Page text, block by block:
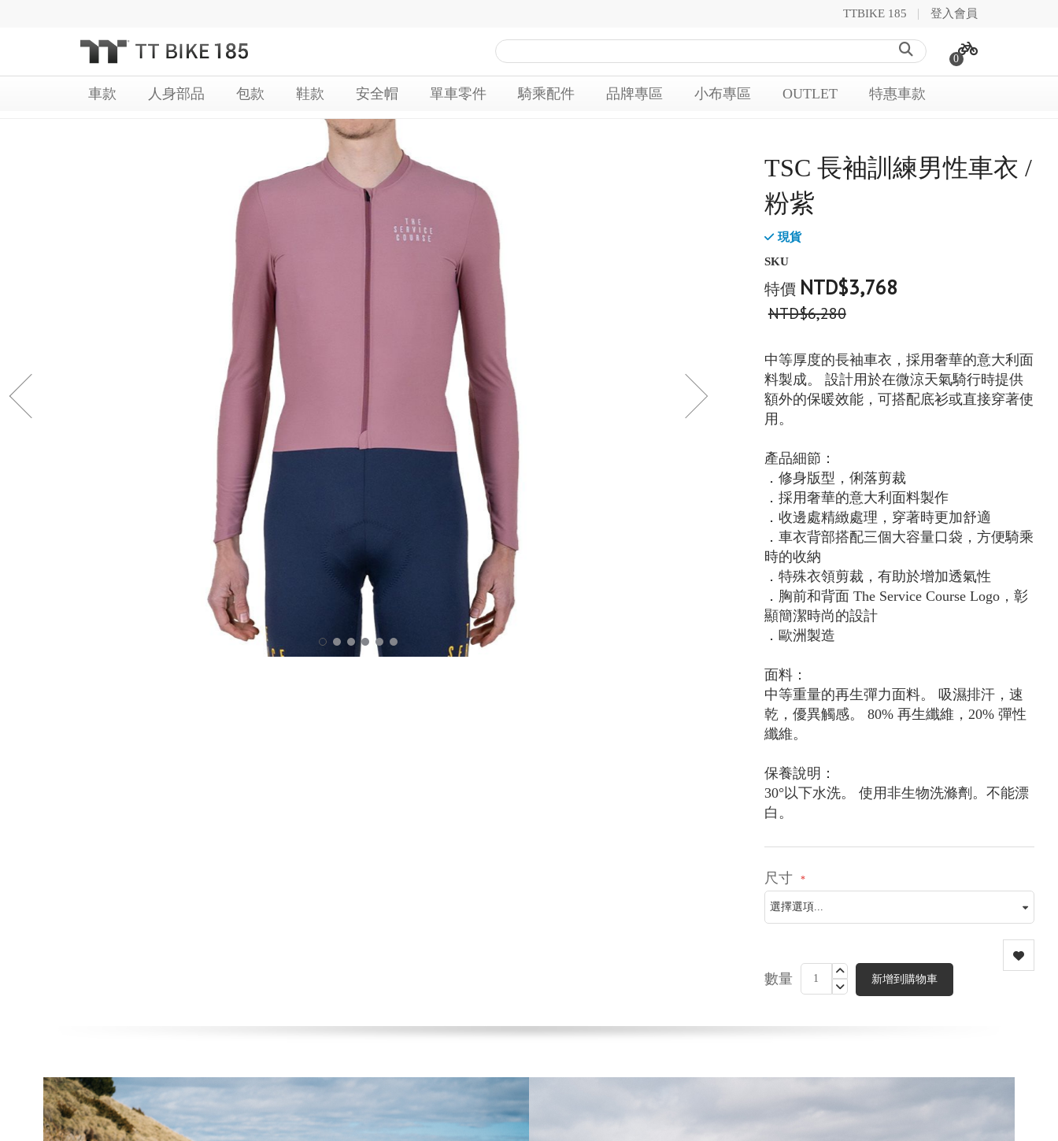
TTBIKE 185 登入會員
過
到
內
容
0
車款 人身部品 包款 鞋款 安全帽 單車零件 騎乘配件 品牌專區 小布專區 OUTLET 特惠車款
TSC 長袖訓練男性車衣 /
粉紫
現貨
SKU
特價 NTD$3,768
NTD$6,280
中等厚度的長袖車衣，採用奢華的意大利面
料製成。 設計用於在微涼天氣騎行時提供
額外的保暖效能，可搭配底衫或直接穿著使
用。
產品細節：
．修身版型，俐落剪裁
．採用奢華的意大利面料製作
．收邊處精緻處理，穿著時更加舒適
．車衣背部搭配三個大容量口袋，方便騎乘
時的收納
．特殊衣領剪裁，有助於增加透氣性
．胸前和背面 The Service Course Logo，彰
顯簡潔時尚的設計
．歐洲製造
面料：
中等重量的再生彈力面料。 吸濕排汗，速
乾，優異觸感。 80% 再生纖維，20% 彈性
纖維。
保養說明：
30°以下水洗。 使用非生物洗滌劑。不能漂
白。
尺寸
數量 新增到購物車